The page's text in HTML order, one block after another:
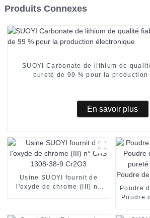
Produits Connexes
SUOYI Carbonate de lithium de
pureté de 99 % pour la production
En savoir plus
Usine SUOYI fournit de
l'oxyde de chrome (III) n°
Poudre
Poudre